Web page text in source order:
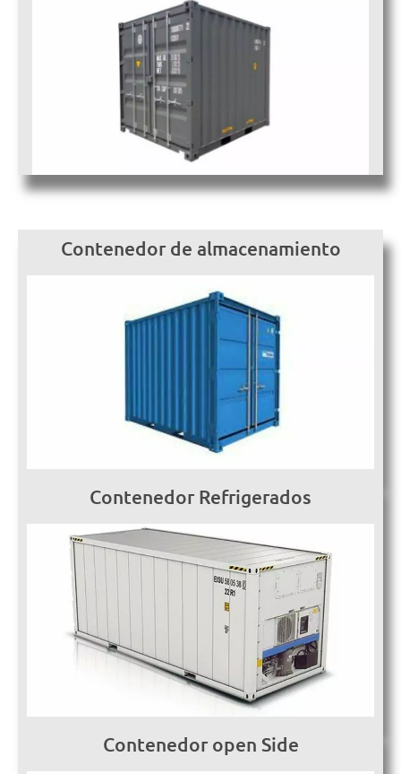
Contenedor de almacenamiento
Contenedor Refrigerados
Contenedor open Side